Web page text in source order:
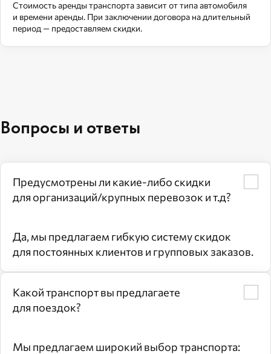
Стоимость аренды транспорта зависит от типа автомобиля
и времени аренды. При заключении договора на длительный
период — предоставляем скидки.
Вопросы и ответы
Предусмотрены ли какие‑либо скидки
для организаций/крупных перевозок и т.д?
Да, мы предлагаем гибкую систему скидок
для постоянных клиентов и групповых заказов.
Какой транспорт вы предлагаете
для поездок?
Мы предлагаем широкий выбор транспорта: